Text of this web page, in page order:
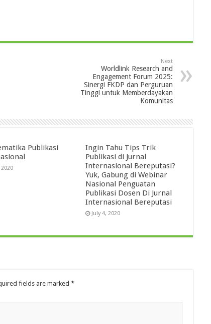
Next
Worldlink Research and
Engagement Forum 2025:
Sinergi FKDP dan Perguruan
Tinggi untuk Memberdayakan
Komunitas
Publikasi
2020
Ingin Tahu Tips Trik
Publikasi di Jurnal
Internasional Bereputasi?
Yuk, Gabung di Webinar
Nasional Penguatan
Publikasi Dosen Di Jurnal
Internasional Bereputasi
July 4, 2020
fields are marked *